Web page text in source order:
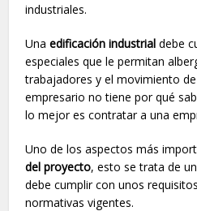
industriales.
Unaedificación industrialdebe
especiales que le permitan
trabajadores y el movimiento
empresario no tiene por qué
lo mejor es contratar a una
Uno de los aspectos más
del proyecto, esto se trata de
debe cumplir con unos
normativas vigentes.